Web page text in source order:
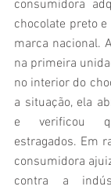
consumidora
chocolate preto
marca nacional.
na primeira
no interior do
a situação, ela
e verificou
estragados. Em
consumidora
contra a